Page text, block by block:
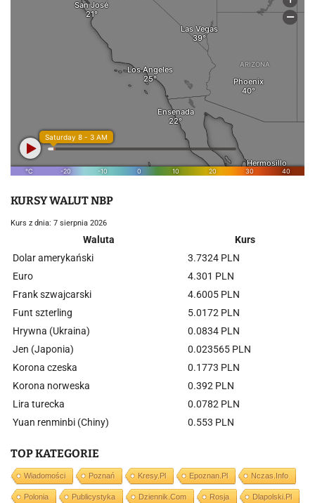
KURSY WALUT NBP
Kurs z dnia: 7 sierpnia 2026
Waluta
Kurs
Dolar amerykański
3.7324 PLN
Euro
4.301 PLN
Frank szwajcarski
4.6005 PLN
Funt szterling
5.0172 PLN
Hrywna (Ukraina)
0.0834 PLN
Jen (Japonia)
0.023565 PLN
Korona czeska
0.1773 PLN
Korona norweska
0.392 PLN
Lira turecka
0.0782 PLN
Yuan renminbi (Chiny)
0.553 PLN
TOP KATEGORIE
Wiadomości Poznań Kresy.pl Epoznan.pl Nczas.info
Polonia Publicystyka Dziennik.com Rosja Dlapolski.pl